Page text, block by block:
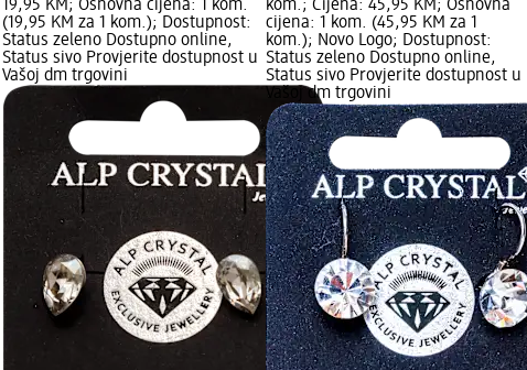
19,95 KM; Osnovna cijena: 1 kom.
(19,95 KM za 1 kom.); Dostupnost:
Status zeleno Dostupno online,
Status sivo Provjerite dostupnost u
Vašoj dm trgovini
kom.; Cijena: 45,95 KM; Osnovna
cijena: 1 kom. (45,95 KM za 1
kom.); Novo Logo; Dostupnost:
Status zeleno Dostupno online,
Status sivo Provjerite dostupnost u
Vašoj dm trgovini